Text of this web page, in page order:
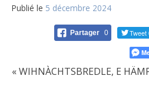
Publié le 5 décembre 2024
Partager 0 Tweet
« WIHNÀCHTSBREDLE, E